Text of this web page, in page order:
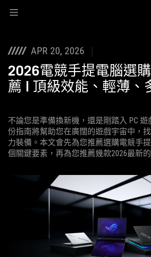
APR 20, 2026
2026電競手提電腦選
薦 | 頂級效能、輕薄、
不論您是準備換新機，還是剛踏入 PC
份指南將幫助您在廣闊的遊戲宇宙中，
力裝備。本文會先為您推薦選購電競手
個關鍵要素，再為您推薦幾款2026最新